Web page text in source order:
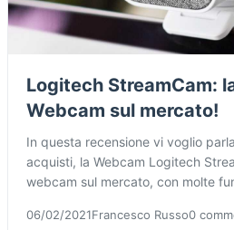
Logitech StreamCam:
Webcam sul mercato!
In questa recensione vi voglio
acquisti, la Webcam Logitech
webcam sul mercato, con molte
06/02/2021Francesco Russo0